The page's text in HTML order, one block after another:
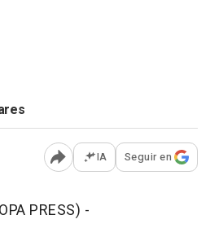
Abrir opciones para
IA Seguir en
PRESS) -